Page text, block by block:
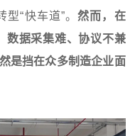
型“快车道”。然而，在
数据采集难、协议不兼
是挡在众多制造企业面